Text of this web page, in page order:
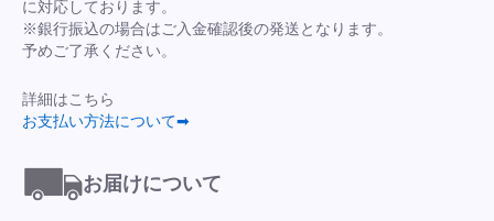
に対応しております。
※銀行振込の場合はご入金確認後の発送となります。
予めご了承ください。
詳細はこちら
お支払い方法について➡
お届けについて